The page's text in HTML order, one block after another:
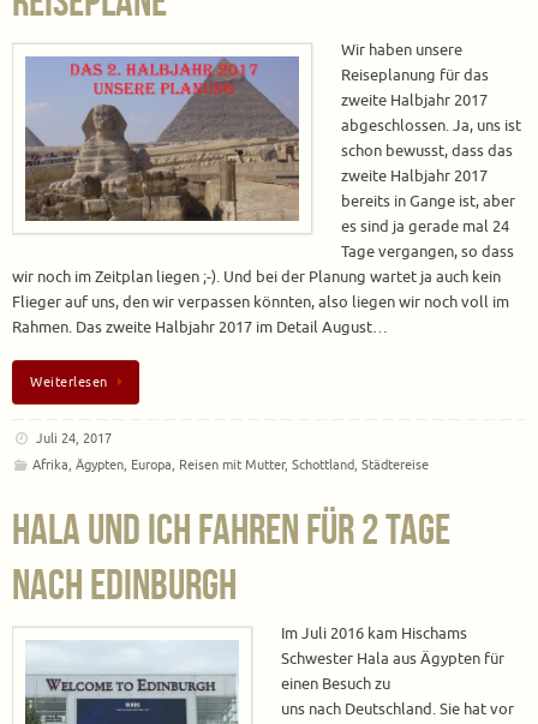
Wir haben unsere
Reiseplanung für das
zweite Halbjahr 2017
abgeschlossen. Ja, uns ist
schon bewusst, dass das
zweite Halbjahr 2017
bereits in Gange ist, aber
es sind ja gerade mal 24
Tage vergangen, so dass
wir noch im Zeitplan liegen ;-). Und bei der Planung wartet ja auch kein
Flieger auf uns, den wir verpassen könnten, also liegen wir noch voll im
Rahmen. Das zweite Halbjahr 2017 im Detail August…
Weiterlesen
Juli 24, 2017
Afrika, Ägypten, Europa, Reisen mit Mutter, Schottland, Städtereise
Hala und ich fahren für 2 Tage
nach Edinburgh
Im Juli 2016 kam Hischams
Schwester Hala aus Ägypten für
einen Besuch zu
uns nach Deutschland. Sie hat vor